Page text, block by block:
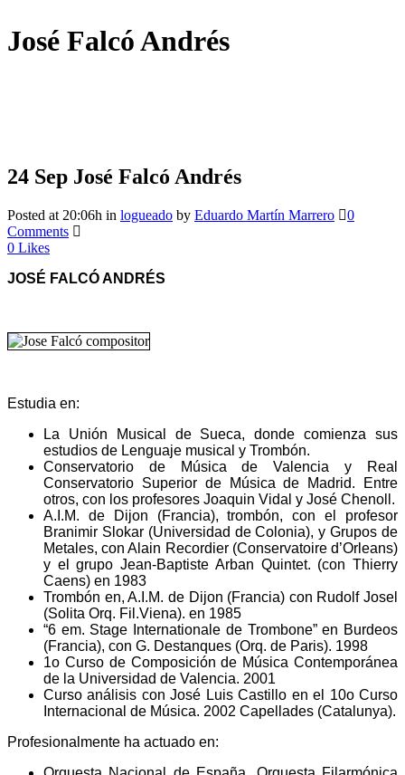
José Falcó Andrés
24 Sep José Falcó Andrés
Posted at 20:06h in logueado by Eduardo Martín Marrero
0
Comments
0 Likes
JOSÉ FALCÓ ANDRÉS
Estudia en:
La Unión Musical de Sueca, donde comienza sus
estudios de Lenguaje musical y Trombón.
Conservatorio de Música de Valencia y Real
Conservatorio Superior de Música de Madrid. Entre
otros, con los profesores Joaquin Vidal y José Chenoll.
A.I.M. de Dijon (Francia), trombón, con el profesor
Branimir Slokar (Universidad de Colonia), y Grupos de
Metales, con Alain Recordier (Conservatoire d’Orleans)
y el grupo Jean-Baptiste Arban Quintet. (con Thierry
Caens) en 1983
Trombón en, A.I.M. de Dijon (Francia) con Rudolf Josel
(Solita Orq. Fil.Viena). en 1985
“6 em. Stage Internationale de Trombone” en Burdeos
(Francia), con G. Destanques (Orq. de Paris). 1998
1o Curso de Composición de Música Contemporánea
de la Universidad de Valencia. 2001
Curso análisis con José Luis Castillo en el 10o Curso
Internacional de Música. 2002 Capellades (Catalunya).
Profesionalmente ha actuado en: